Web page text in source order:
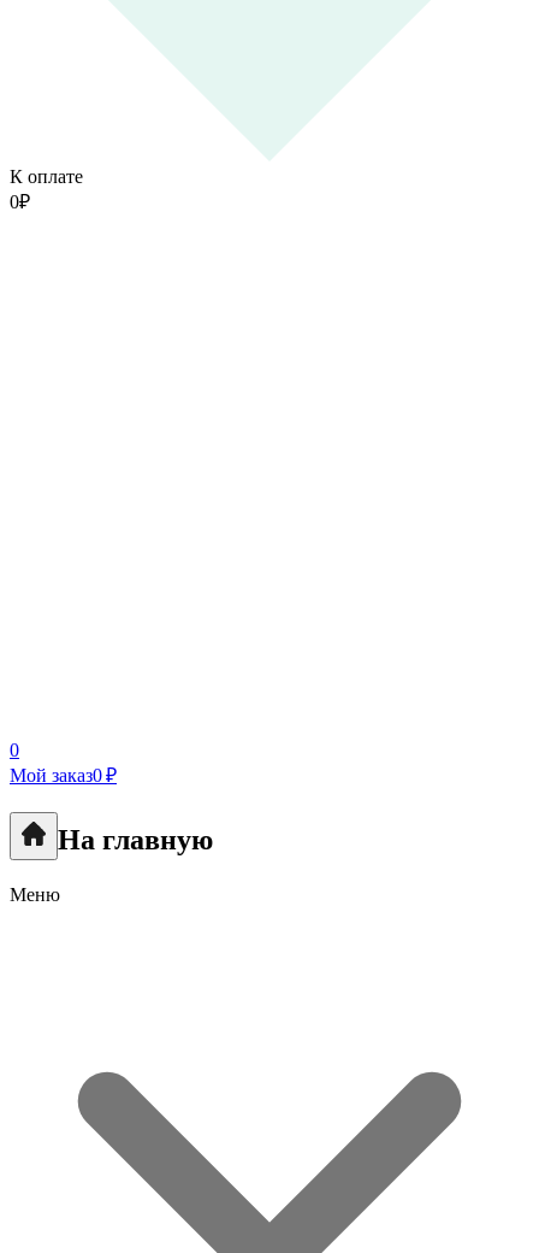
К оплате
0₽
0
Мой заказ0 ₽
На главную
Меню